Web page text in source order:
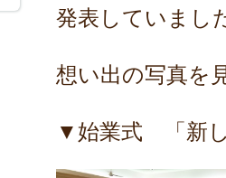
発表していまし
想い出の写真を
▼始業式 「新